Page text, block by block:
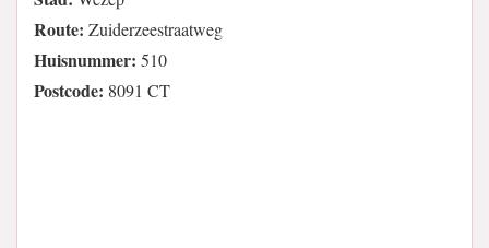
Route: Zuiderzeestraatweg
Huisnummer: 510
Postcode: 8091 CT